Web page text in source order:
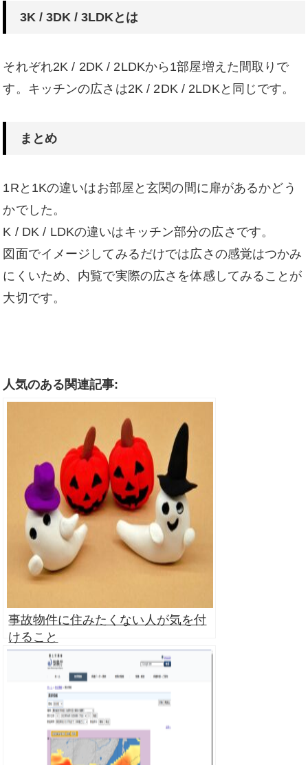
3K / 3DK / 3LDKとは
それぞれ2K / 2DK / 2LDKから1部屋増えた間取りで
す。キッチンの広さは2K / 2DK / 2LDKと同じです。
まとめ
1Rと1Kの違いはお部屋と玄関の間に扉があるかどう
かでした。
K / DK / LDKの違いはキッチン部分の広さです。
図面でイメージしてみるだけでは広さの感覚はつかみ
にくいため、内覧で実際の広さを体感してみることが
大切です。
人気のある関連記事:
事故物件に住みたくない人が気を付
けること